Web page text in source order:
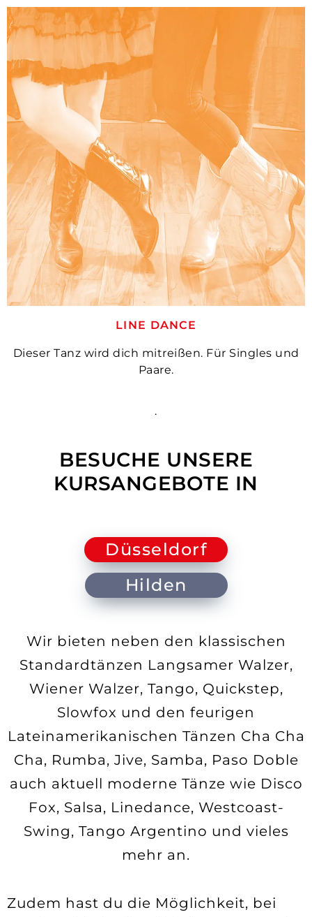
LINE DANCE
Dieser Tanz wird dich mitreißen. Für Singles und
Paare.
.
BESUCHE UNSERE
KURSANGEBOTE IN
Düsseldorf
Hilden
Wir bieten neben den klassischen
Standardtänzen Langsamer Walzer,
Wiener Walzer, Tango, Quickstep,
Slowfox und den feurigen
Lateinamerikanischen Tänzen Cha Cha
Cha, Rumba, Jive, Samba, Paso Doble
auch aktuell moderne Tänze wie Disco
Fox, Salsa, Linedance, Westcoast-
Swing, Tango Argentino und vieles
mehr an.
Zudem hast du die Möglichkeit, bei